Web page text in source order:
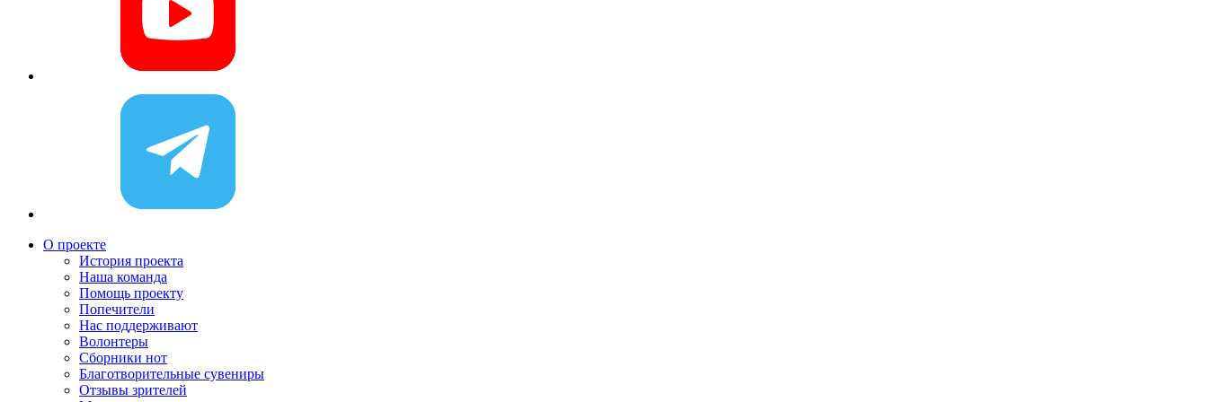
О проекте
История проекта
Наша команда
Помощь проекту
Попечители
Нас поддерживают
Волонтеры
Сборники нот
Благотворительные сувениры
Отзывы зрителей